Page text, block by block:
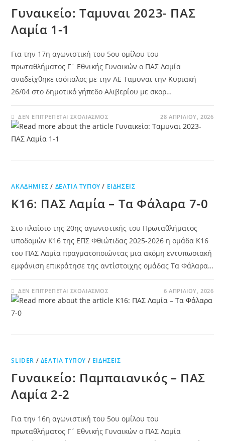
Γυναικείο: Ταμυναι 2023- ΠΑΣ
Λαμία 1-1
Για την 17η αγωνιστική του 5ου ομίλου του
πρωταθλήματος Γ΄ Εθνικής Γυναικών ο ΠΑΣ Λαμία
αναδείχθηκε ισόπαλος με την ΑΕ Ταμυναι την Κυριακή
26/04 στο δημοτικό γήπεδο Αλιβερίου με σκορ…
ΔΕΝ ΕΠΙΤΡΈΠΕΤΑΙ ΣΧΟΛΙΑΣΜΌΣ 28 ΑΠΡΙΛΊΟΥ, 2026
ΑΚΑΔΗΜΊΕΣ / ΔΕΛΤΊΑ ΤΎΠΟΥ / ΕΙΔΉΣΕΙΣ
Κ16: ΠΑΣ Λαμία – Τα Φάλαρα 7-0
Στο πλαίσιο της 20ης αγωνιστικής του Πρωταθλήματος
υποδομών Κ16 της ΕΠΣ Φθιώτιδας 2025-2026 η ομάδα Κ16
του ΠΑΣ Λαμία πραγματοποιώντας μια ακόμη εντυπωσιακή
εμφάνιση επικράτησε της αντίστοιχης ομάδας Τα Φάλαρα…
ΔΕΝ ΕΠΙΤΡΈΠΕΤΑΙ ΣΧΟΛΙΑΣΜΌΣ 6 ΑΠΡΙΛΊΟΥ, 2026
SLIDER / ΔΕΛΤΊΑ ΤΎΠΟΥ / ΕΙΔΉΣΕΙΣ
Γυναικείο: Παμπαιανικός – ΠΑΣ
Λαμία 2-2
Για την 16η αγωνιστική του 5ου ομίλου του
πρωταθλήματος Γ΄ Εθνικής Γυναικών ο ΠΑΣ Λαμία